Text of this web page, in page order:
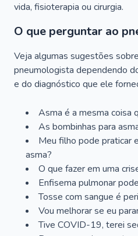
vida, fisioterapia ou cirurgia.
O que perguntar ao
Veja algumas sugestões
pneumologista dependendo
e do diagnóstico que ele
Asma é a mesma coisa
As bombinhas para
Meu filho pode praticar
asma?
O que fazer em uma
Enfisema pulmonar
Tosse com sangue é
Vou melhorar se eu
Tive COVID-19, terei